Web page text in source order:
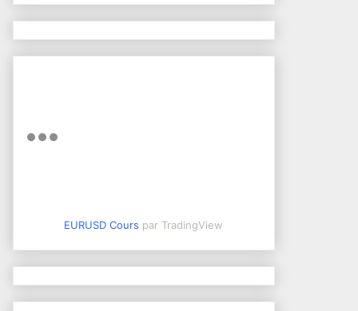
EURUSD Cours par TradingView